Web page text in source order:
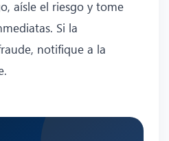
aísle el riesgo y tome
Si la
notifique a la